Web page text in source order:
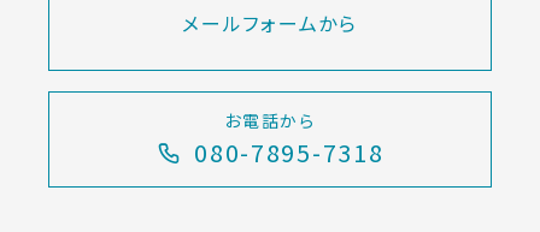
メールフォームから
お電話から
080-7895-7318